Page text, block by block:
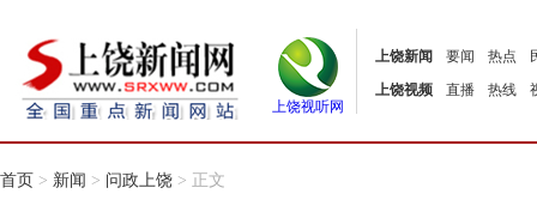
上饶视听网
上饶新闻 要闻 热点
上饶视频
直播 热线
首页 > 新闻 > 问政上饶 > 正文